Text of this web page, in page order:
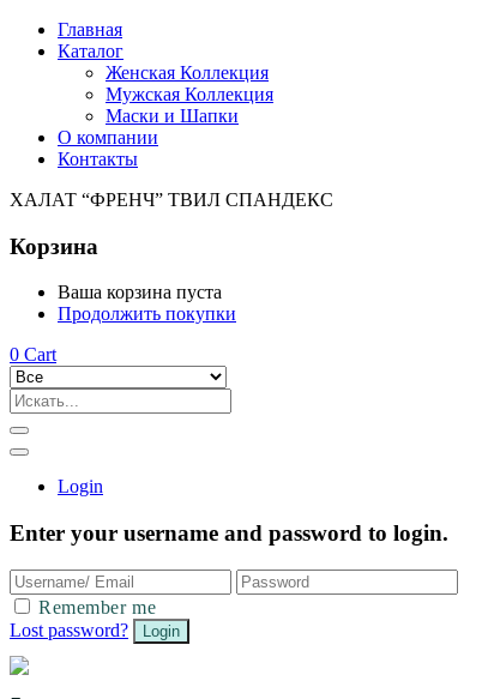
Главная
Каталог
Женская Коллекция
Мужская Коллекция
Маски и Шапки
О компании
Контакты
ХАЛАТ “ФРЕНЧ” ТВИЛ СПАНДЕКС
Корзина
Ваша корзина пуста
Продолжить покупки
0 Cart
Login
Enter your username and password to login.
Remember me
Lost password?